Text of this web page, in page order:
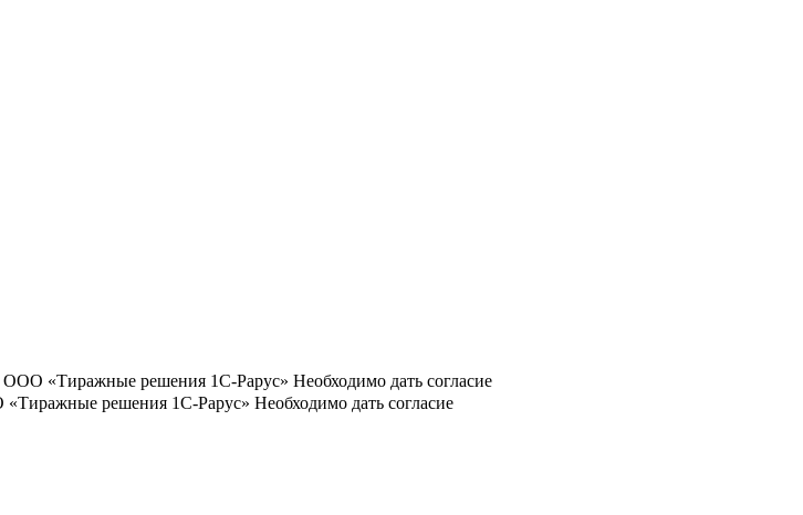
ООО «Тиражные решения 1С-Рарус» Необходимо дать согласие
«Тиражные решения 1С-Рарус» Необходимо дать согласие